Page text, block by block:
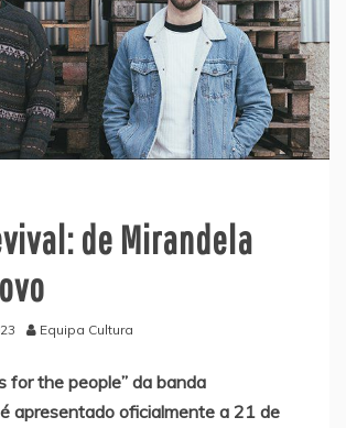
de Mirandela
Equipa Cultura
for the people” da banda
apresentado oficialmente a 21 de